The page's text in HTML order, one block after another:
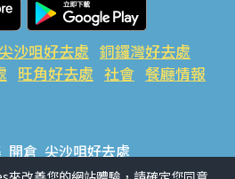
尖沙咀好去處 銅鑼灣好去處
旺角好去處 社會 餐廳情報
開倉 尖沙咀好去處
荃灣好去處 旺角好去處 社會